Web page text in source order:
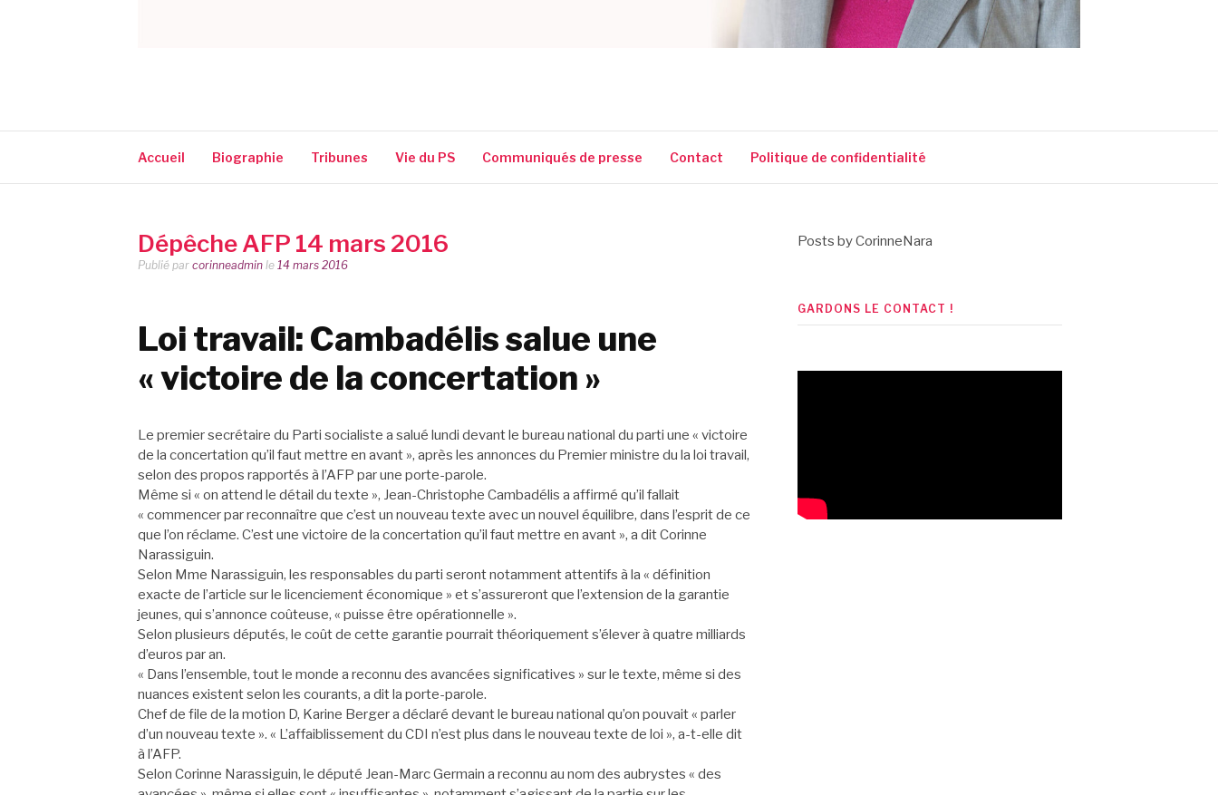
Accueil Biographie Tribunes Vie du PS Communiqués de presse Contact Politique de confidentialité
Dépêche AFP 14 mars 2016
Publié par corinneadmin le 14 mars 2016
Loi travail: Cambadélis salue une
« victoire de la concertation »
Le premier secrétaire du Parti socialiste a salué lundi devant le bureau national du parti une « victoire
de la concertation qu’il faut mettre en avant », après les annonces du Premier ministre du la loi travail,
selon des propos rapportés à l’AFP par une porte-parole.
Même si « on attend le détail du texte », Jean-Christophe Cambadélis a affirmé qu’il fallait
« commencer par reconnaître que c’est un nouveau texte avec un nouvel équilibre, dans l’esprit de ce
que l’on réclame. C’est une victoire de la concertation qu’il faut mettre en avant », a dit Corinne
Narassiguin.
Selon Mme Narassiguin, les responsables du parti seront notamment attentifs à la « définition
exacte de l’article sur le licenciement économique » et s’assureront que l’extension de la garantie
jeunes, qui s’annonce coûteuse, « puisse être opérationnelle ».
Selon plusieurs députés, le coût de cette garantie pourrait théoriquement s’élever à quatre milliards
d’euros par an.
« Dans l’ensemble, tout le monde a reconnu des avancées significatives » sur le texte, même si des
nuances existent selon les courants, a dit la porte-parole.
Chef de file de la motion D, Karine Berger a déclaré devant le bureau national qu’on pouvait « parler
d’un nouveau texte ». « L’affaiblissement du CDI n’est plus dans le nouveau texte de loi », a-t-elle dit
à l’AFP.
Selon Corinne Narassiguin, le député Jean-Marc Germain a reconnu au nom des aubrystes « des
Posts by CorinneNara
GARDONS LE CONTACT !